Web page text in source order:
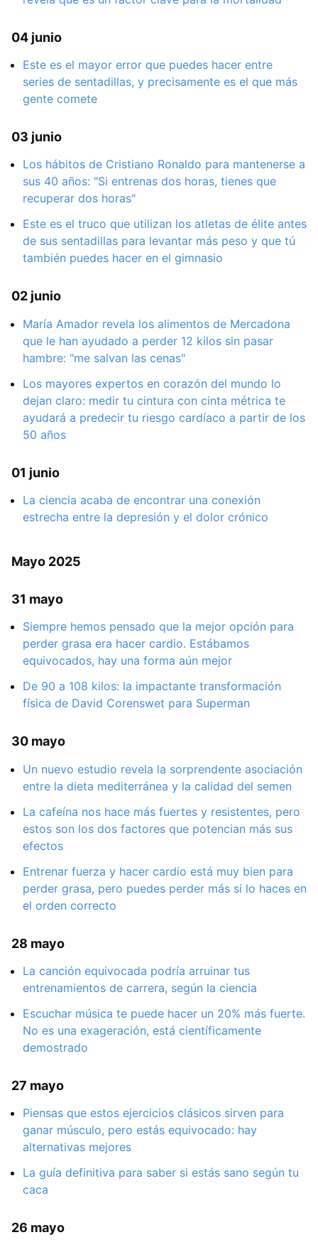
04 junio
Este es el mayor error que puedes hacer entre
series de sentadillas, y precisamente es el que más
gente comete
03 junio
Los hábitos de Cristiano Ronaldo para mantenerse a
sus 40 años: "Si entrenas dos horas, tienes que
recuperar dos horas"
Este es el truco que utilizan los atletas de élite antes
de sus sentadillas para levantar más peso y que tú
también puedes hacer en el gimnasio
02 junio
María Amador revela los alimentos de Mercadona
que le han ayudado a perder 12 kilos sin pasar
hambre: "me salvan las cenas"
Los mayores expertos en corazón del mundo lo
dejan claro: medir tu cintura con cinta métrica te
ayudará a predecir tu riesgo cardíaco a partir de los
50 años
01 junio
La ciencia acaba de encontrar una conexión
estrecha entre la depresión y el dolor crónico
Mayo 2025
31 mayo
Siempre hemos pensado que la mejor opción para
perder grasa era hacer cardio. Estábamos
equivocados, hay una forma aún mejor
De 90 a 108 kilos: la impactante transformación
física de David Corenswet para Superman
30 mayo
Un nuevo estudio revela la sorprendente asociación
entre la dieta mediterránea y la calidad del semen
La cafeína nos hace más fuertes y resistentes, pero
estos son los dos factores que potencian más sus
efectos
Entrenar fuerza y hacer cardio está muy bien para
perder grasa, pero puedes perder más si lo haces en
el orden correcto
28 mayo
La canción equivocada podría arruinar tus
entrenamientos de carrera, según la ciencia
Escuchar música te puede hacer un 20% más fuerte.
No es una exageración, está científicamente
demostrado
27 mayo
Piensas que estos ejercicios clásicos sirven para
ganar músculo, pero estás equivocado: hay
alternativas mejores
La guía definitiva para saber si estás sano según tu
caca
26 mayo